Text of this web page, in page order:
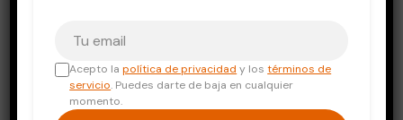
Acepto lapolítica de privacidad y lostérminos de
servicio. Puedes darte de baja en cualquier
momento.